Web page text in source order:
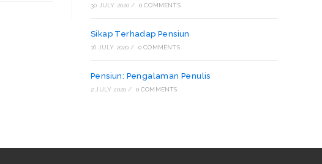
30 JULY 2020 / 0 COMMENTS
Sikap Terhadap Pensiun
16 JULY 2020 / 0 COMMENTS
Pensiun: Pengalaman Penulis
2 JULY 2020 / 0 COMMENTS